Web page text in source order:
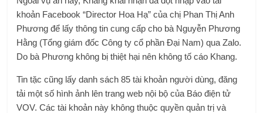
khoản Facebook “Director Hoa Hạ” của chị Phan Thị Anh
Phương để lấy thông tin cung cấp cho bà Nguyễn Phương
Hằng (Tổng giám đốc Công ty cổ phần Đại Nam) qua Zalo.
Do bà Phương không bị thiệt hại nên không tố cáo Khang.
Tin tặc cũng lấy danh sách 85 tài khoản người dùng, đăng
tải một số hình ảnh lên trang web nội bộ của Báo điện tử
VOV. Các tài khoản này không thuộc quyền quản trị và